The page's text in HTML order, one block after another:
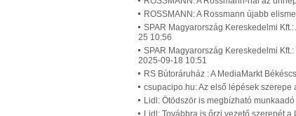
ROSSMANN: A Rossmann újabb
SPAR Magyarország Kereskedelmi
25 10:56
SPAR Magyarország Kereskedelmi
2025-09-18 10:51
RS Bútoráruház : A MediaMarkt
csupacipo.hu: Az első lépések
Lidl: Ötödször is megbízható
Lidl: Továbbra is őrzi vezető szerepét